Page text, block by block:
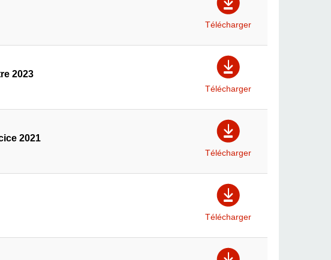
Télécharger
2023
Télécharger
2021
Télécharger
Télécharger